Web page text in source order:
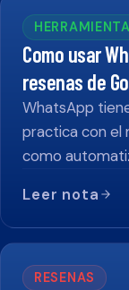
Como usar
resenas de
WhatsApp
practica con el
como
Leer nota
RESENAS